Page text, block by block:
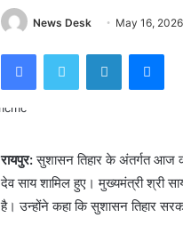
News Desk May 16, 2026
रायपुर:सुशासन तिहार के अंतर्गत आज
देव साय शामिल हुए। मुख्यमंत्री श्री
है। उन्होंने कहा कि सुशासन तिहार